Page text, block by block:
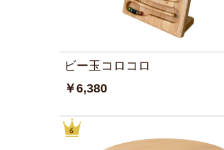
ビー玉コロコロ
￥6,380